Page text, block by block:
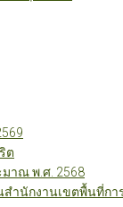
ต
าณ พ.ศ. 2568
ำนักงานเขตพื้นที่กา